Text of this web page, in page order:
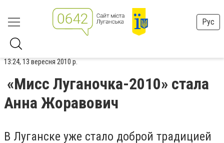
Рус
13:24, 13 вересня 2010 р.
«Мисс Луганочка-2010» стала
Анна Жоравович
В Луганске уже стало доброй традицией